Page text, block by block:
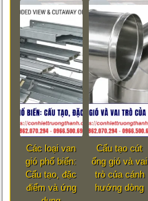
Các loại van
gió phổ biến:
Cấu tạo, đặc
điểm và ứng
Cấu tạo cút
ống gió và vai
trò của cánh
hướng dòng